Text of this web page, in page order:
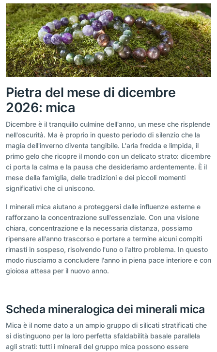
Pietra del mese di dicembre
2026: mica
Dicembre è il tranquillo culmine dell'anno, un mese che risplende
nell'oscurità. Ma è proprio in questo periodo di silenzio che la
magia dell'inverno diventa tangibile. L'aria fredda e limpida, il
primo gelo che ricopre il mondo con un delicato strato: dicembre
ci porta la calma e la pausa che desideriamo ardentemente. È il
mese della famiglia, delle tradizioni e dei piccoli momenti
significativi che ci uniscono.
I minerali mica aiutano a proteggersi dalle influenze esterne e
rafforzano la concentrazione sull'essenziale. Con una visione
chiara, concentrazione e la necessaria distanza, possiamo
ripensare all'anno trascorso e portare a termine alcuni compiti
rimasti in sospeso, risolvendo l'uno o l'altro problema. In questo
modo riusciamo a concludere l'anno in piena pace interiore e con
gioiosa attesa per il nuovo anno.
Scheda mineralogica dei minerali mica
Mica è il nome dato a un ampio gruppo di silicati stratificati che
si distinguono per la loro perfetta sfaldabilità basale parallela
agli strati: tutti i minerali del gruppo mica possono essere